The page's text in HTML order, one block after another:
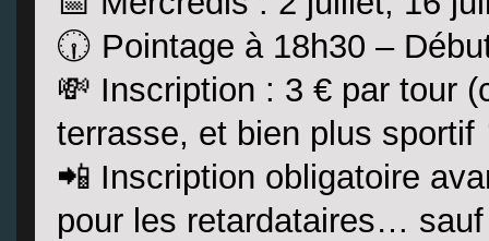
🕡 Pointage à 18h30 –
💸 Inscription : 3 € par tour
terrasse, et bien plus sportif
📲 Inscription obligatoire
pour les retardataires…